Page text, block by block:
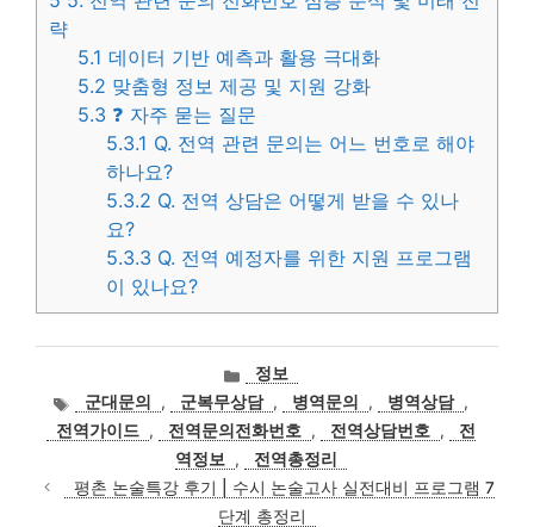
략
5.1 데이터 기반 예측과 활용 극대화
5.2 맞춤형 정보 제공 및 지원 강화
5.3 ❓ 자주 묻는 질문
5.3.1 Q. 전역 관련 문의는 어느 번호로 해야
하나요?
5.3.2 Q. 전역 상담은 어떻게 받을 수 있나
요?
5.3.3 Q. 전역 예정자를 위한 지원 프로그램
이 있나요?
카
테
고
리
정보
태
그
군대문의 , 군복무상담 , 병역문의 , 병역상담 ,
전역가이드 , 전역문의전화번호 , 전역상담번호 ,
전
역정보
,
전역총정리
평촌 논술특강 후기 | 수시 논술고사 실전대비 프로그램 7
단계 총정리